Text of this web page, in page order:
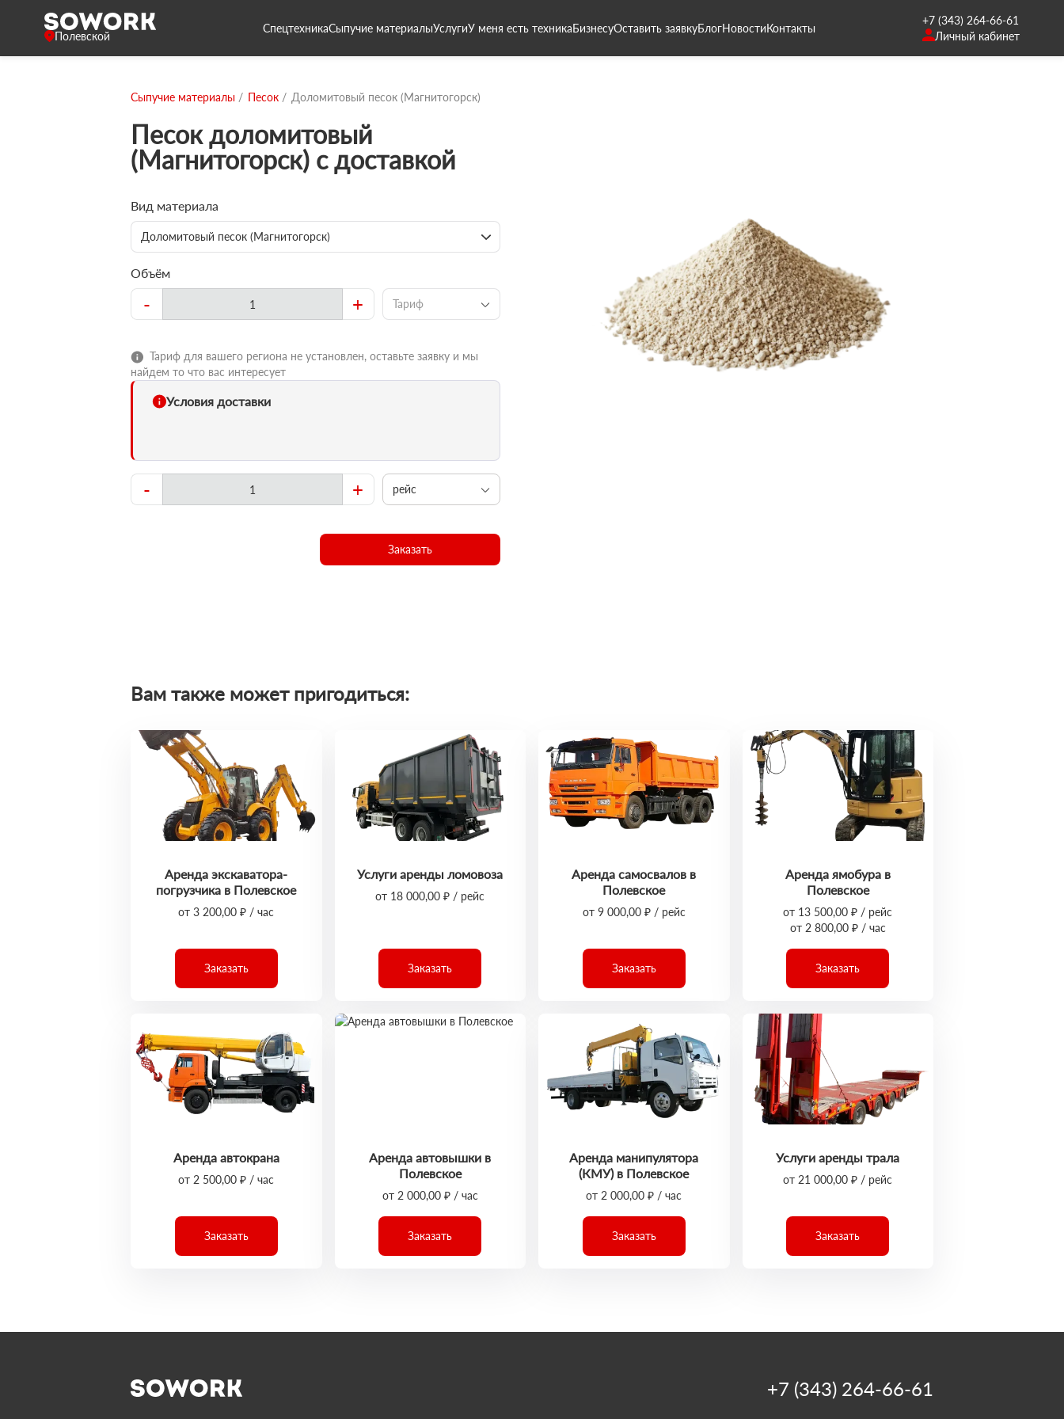
Полевской
СпецтехникаСыпучие материалыУслугиУ меня есть техникаБизнесуОставить заявкуБлогНовостиКонтакты
+7 (343) 264-66-61
Личный кабинет
Сыпучие материалы Песок Доломитовый песок (Магнитогорск)
Песок доломитовый
(Магнитогорск) с доставкой
Вид материала
Доломитовый песок (Магнитогорск)
Объём
- + Тариф
Тариф для вашего региона не установлен, оставьте заявку и мы
найдем то что вас интересует
Условия доставки
- + рейс
Заказать
Вам также может пригодиться:
Аренда экскаватора-
погрузчика в Полевское
от 3 200,00 ₽ / час
Заказать
Услуги аренды ломовоза
от 18 000,00 ₽ / рейс
Заказать
Аренда самосвалов в
Полевское
от 9 000,00 ₽ / рейс
Заказать
Аренда ямобура в
Полевское
от 13 500,00 ₽ / рейс
от 2 800,00 ₽ / час
Заказать
Аренда автокрана
от 2 500,00 ₽ / час
Заказать
Аренда автовышки в
Полевское
от 2 000,00 ₽ / час
Заказать
Аренда манипулятора
(КМУ) в Полевское
от 2 000,00 ₽ / час
Заказать
Услуги аренды трала
от 21 000,00 ₽ / рейс
Заказать
+7 (343) 264-66-61